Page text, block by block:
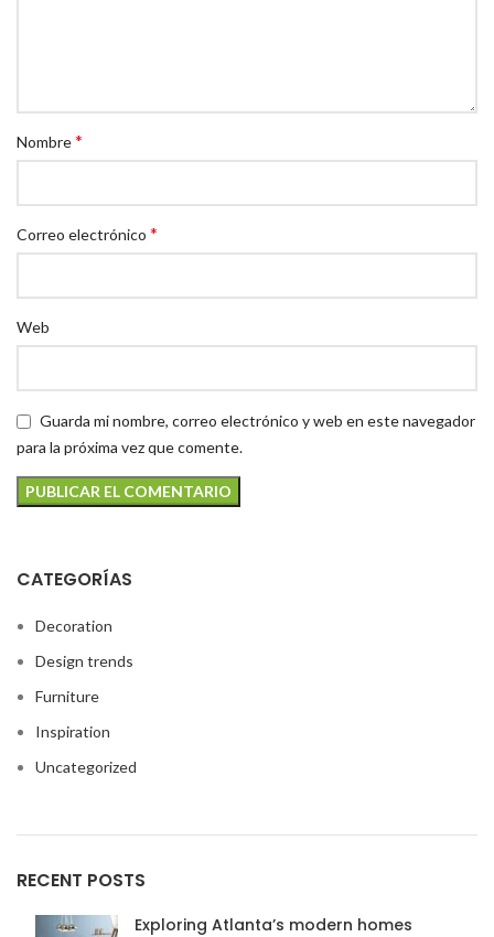
Nombre*
Correo electrónico *
Web
Guarda mi nombre, correo electrónico y web en este navegador
para la próxima vez que comente.
CATEGORÍAS
Decoration
Design trends
Furniture
Inspiration
Uncategorized
RECENT POSTS
Exploring Atlanta’s modern homes